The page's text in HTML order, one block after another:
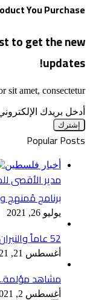
You Purchase
to get the new
updates!
sit amet, consectetur.
أدخل بريدك
Popular Posts
أخبار فلسطين
مدير الأقصى
برنامج مُمنهج
يوليو 26, 2021
52 عاماً والنيران لم تنطفئ في المسجد الأقصى المبارك
أغسطس 21, 2021
مشاهد مؤلمة..
أغسطس 2, 2021